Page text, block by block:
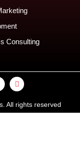
Consulting
All rights reserved